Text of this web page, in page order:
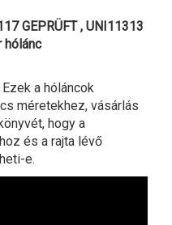
GEPRÜFT , UNI11313
hólánc
Ezek a hóláncok
méretekhez, vásárlás
hogy a
és a rajta lévő
e.